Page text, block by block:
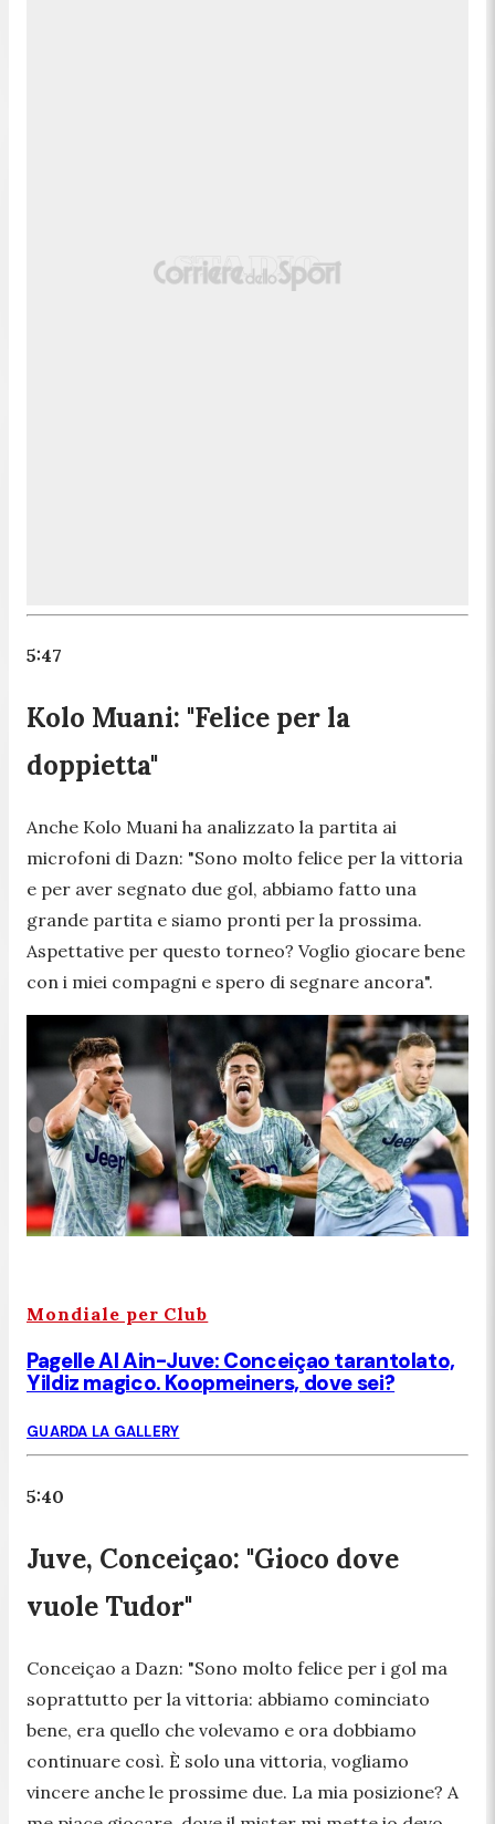
5:47
Kolo Muani: "Felice per la
doppietta"
Anche Kolo Muani ha analizzato la partita ai
microfoni di Dazn: "Sono molto felice per la vittoria
e per aver segnato due gol, abbiamo fatto una
grande partita e siamo pronti per la prossima.
Aspettative per questo torneo? Voglio giocare bene
con i miei compagni e spero di segnare ancora".
Mondiale per Club
Pagelle Al Ain-Juve: Conceiçao tarantolato,
Yildiz magico. Koopmeiners, dove sei?
GUARDA LA GALLERY
5:40
Juve, Conceiçao: "Gioco dove
vuole Tudor"
Conceiçao a Dazn: "Sono molto felice per i gol ma
soprattutto per la vittoria: abbiamo cominciato
bene, era quello che volevamo e ora dobbiamo
continuare così. È solo una vittoria, vogliamo
vincere anche le prossime due. La mia posizione? A